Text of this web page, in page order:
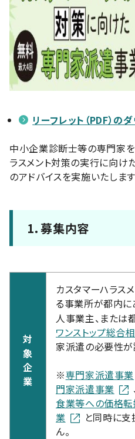
リーフレット（PDF）の
中小企業診断士等の専門家を
ラスメント対策の実行に向け
のアドバイスを実施いたします
1．募集内容
対
象
企
業
カスタマーハラス
る事業所が都内に
人事業主、または
ワンストップ総合
家派遣の必要性
※専門家派遣事業
門家派遣事業
食業等への価格
業
と同時に
ん。